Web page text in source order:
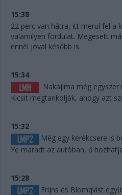
15:38
22 perc van hátra, itt merül fel a
valamilyen fordulat. Megesett
ennél jóval később is.
15:34
Nakajima még
Kicsit megtankolják, ahogy azt
15:32
Még egy kerékcsere is
Ye maradt az autóban, ő
15:28
Frijns és Blomqvist